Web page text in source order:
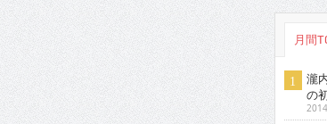
月間
瀧
の